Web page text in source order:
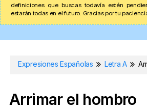
definiciones que buscas todavía estén
estarán todas en el futuro. Gracias por tu
Expresiones Españolas Letra A
Arrimar el hombro